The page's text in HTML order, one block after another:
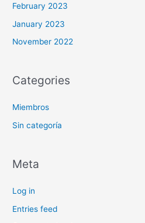
February 2023
January 2023
November 2022
Categories
Miembros
Sin categoría
Meta
Log in
Entries feed